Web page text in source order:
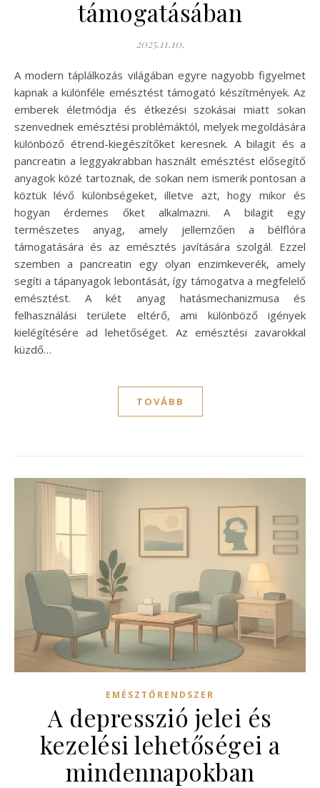
támogatásában
2025.11.10.
A modern táplálkozás világában egyre nagyobb figyelmet
kapnak a különféle emésztést támogató készítmények. Az
emberek életmódja és étkezési szokásai miatt sokan
szenvednek emésztési problémáktól, melyek megoldására
különböző étrend-kiegészítőket keresnek. A bilagit és a
pancreatin a leggyakrabban használt emésztést elősegítő
anyagok közé tartoznak, de sokan nem ismerik pontosan a
köztük lévő különbségeket, illetve azt, hogy mikor és
hogyan érdemes őket alkalmazni. A bilagit egy
természetes anyag, amely jellemzően a bélflóra
támogatására és az emésztés javítására szolgál. Ezzel
szemben a pancreatin egy olyan enzimkeverék, amely
segíti a tápanyagok lebontását, így támogatva a megfelelő
emésztést. A két anyag hatásmechanizmusa és
felhasználási területe eltérő, ami különböző igények
kielégítésére ad lehetőséget. Az emésztési zavarokkal
küzdő…
TOVÁBB
EMÉSZTŐRENDSZER
A depresszió jelei és
kezelési lehetőségei a
mindennapokban